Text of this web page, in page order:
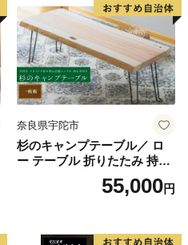
奈良県宇陀市
杉のキャンプテーブル／ ロ
ー テーブル 折りたたみ 持ち
手付き おしゃれ 木製 机 杉
天然木 無垢 一枚板 耳付き イ
良県 宇陀市 ふるさと納税
55,000円